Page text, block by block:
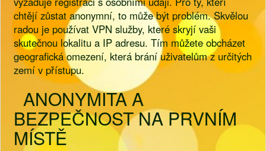
chtějí zůstat anonymní, to může být problém. Skvělou
radou je používat VPN služby, které skryjí vaši
skutečnou lokalitu a IP adresu. Tím můžete obcházet
geografická omezení, která brání uživatelům z určitých
zemí v přístupu.
ANONYMITA A
BEZPEČNOST NA PRVNÍM
MÍSTĚ